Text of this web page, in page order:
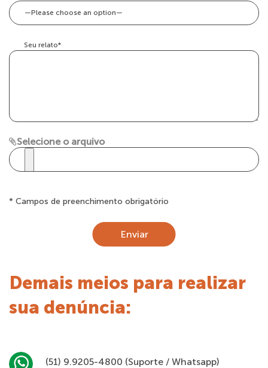
Seu relato*
Selecione o arquivo
* Campos de preenchimento obrigatório
Demais meios para realizar
sua denúncia:
(51) 9.9205-4800 (Suporte / Whatsapp)